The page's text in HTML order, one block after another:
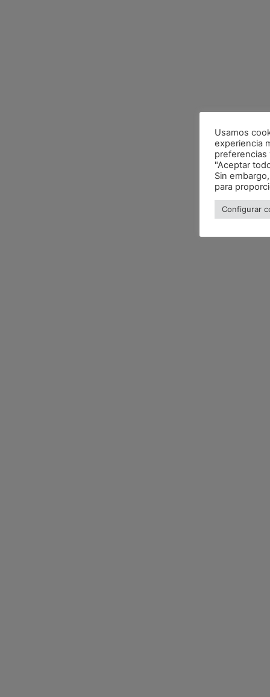
Usamos
experiencia
preferencias
"Aceptar
Sin
para
Configurar